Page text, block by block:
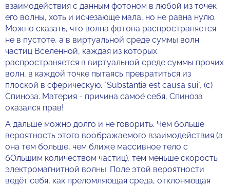
взаимодействия с данным фотоном в любой из точек
его волны, хоть и исчезающе мала, но не равна нулю.
Можно сказать, что волна фотона распространяется
не в пустоте, а в виртуальной среде суммы волн
частиц Вселенной, каждая из которых
распространяется в виртуальной среде суммы прочих
волн, в каждой точке пытаясь превратиться из
плоской в сферическую. "Substantia est causa sui", (с)
Спиноза. Материя - причина самоё себя, Спиноза
оказался прав!
А дальше можно долго и не говорить. Чем больше
вероятность этого воображаемого взаимодействия (а
она тем больше, чем ближе массивное тело с
бОльшим количеством частиц), тем меньше скорость
электромагнитной волны. Поле этой вероятности
ведёт себя, как преломляющая среда, отклоняющая